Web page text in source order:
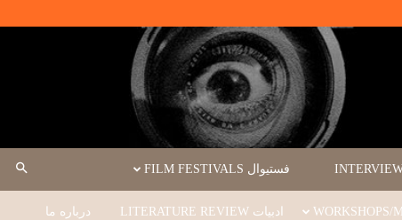
فستیوال FILM FESTIVALS
ادبیات LITERATURE REVIEW درباره ما